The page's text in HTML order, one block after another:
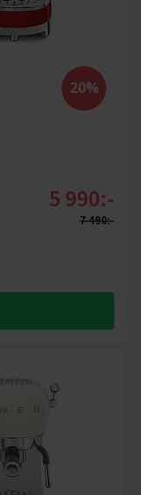
20%
5 990:-
7 490:-